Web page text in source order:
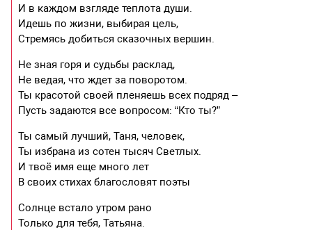
И в каждом взгляде теплота души.
Идешь по жизни, выбирая цель,
Стремясь добиться сказочных вершин.
Не зная горя и судьбы расклад,
Не ведая, что ждет за поворотом.
Ты красотой своей пленяешь всех подряд –
Пусть задаются все вопросом: “Кто ты?”
Ты самый лучший, Таня, человек,
Ты избрана из сотен тысяч Светлых.
И твоё имя еще много лет
В своих стихах благословят поэты
Солнце встало утром рано
Только для тебя, Татьяна.